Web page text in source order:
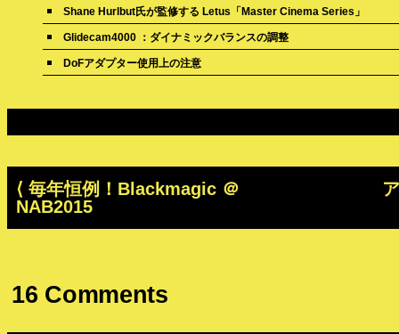
Shane Hurlbut氏が監修する Letus「Master Cinema Series」
Glidecam4000 ：ダイナミックバランスの調整
DoFアダプター使用上の注意
⟨ 毎年恒例！Blackmagic ＠
NAB2015
16 Comments